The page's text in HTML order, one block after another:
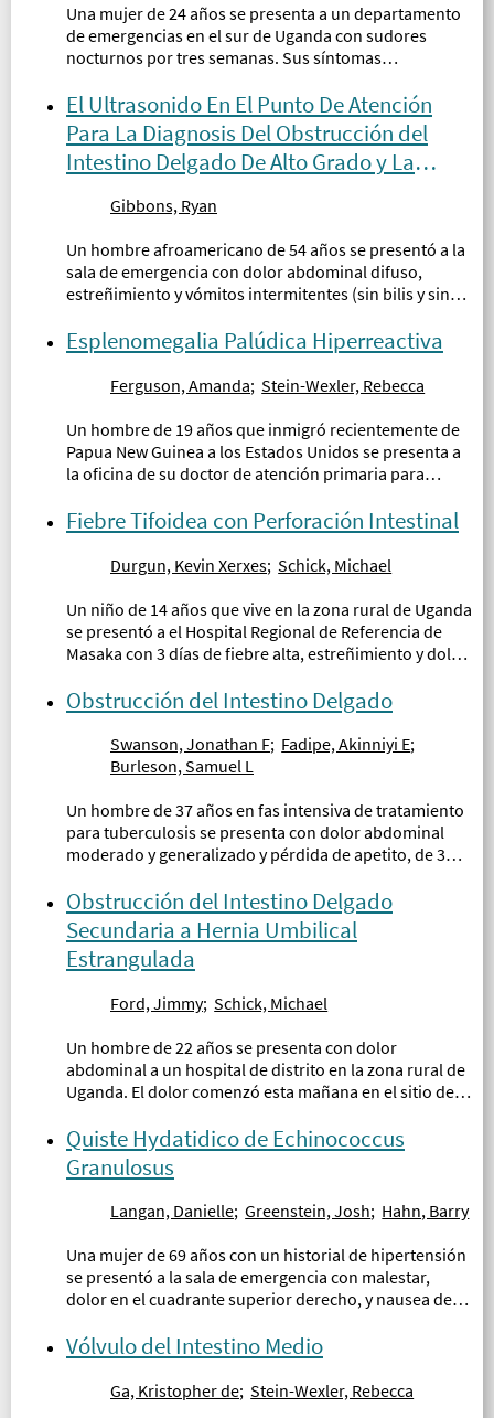
Una mujer de 24 años se presenta a un departamento
de emergencias en el sur de Uganda con sudores
nocturnos por tres semanas. Sus síntomas
localizado al cuadrante superior derecho...
El Ultrasonido En El Punto De Atención
Para La Diagnosis Del Obstrucción del
Intestino Delgado De Alto Grado y La
Gibbons, Ryan
Un hombre afroamericano de 54 años se presentó a la
sala de emergencia con dolor abdominal difuso,
estreñimiento y vómitos intermitentes (sin bilis y sin
Esplenomegalia Palúdica Hiperreactiva
Ferguson, Amanda; Stein-Wexler, Rebecca
Un hombre de 19 años que inmigró recientemente de
Papua New Guinea a los Estados Unidos se presenta a
la oficina de su doctor de atención primaria para
y perdida de peso...
Fiebre Tifoidea con Perforación Intestinal
Durgun, Kevin Xerxes; Schick, Michael
Un niño de 14 años que vive en la zona rural de Uganda
se presentó a el Hospital Regional de Referencia de
Masaka con 3 días de fiebre alta, estreñimiento y dolor
Obstrucción del Intestino Delgado
Swanson, Jonathan F; Fadipe, Akinniyi E;
Burleson, Samuel L
Un hombre de 37 años en fas intensiva de tratamiento
para tuberculosis se presenta con dolor abdominal
moderado y generalizado y pérdida de apetito, de 3
cantidades de heces...
Obstrucción del Intestino Delgado
Secundaria a Hernia Umbilical
Estrangulada
Ford, Jimmy; Schick, Michael
Un hombre de 22 años se presenta con dolor
abdominal a un hospital de distrito en la zona rural de
Uganda. El dolor comenzó esta mañana en el sitio de
empeorado gradualmente y ahora se ha extendido a
todo su abdomen...
Quiste Hydatidico de Echinococcus
Granulosus
Langan, Danielle; Greenstein, Josh; Hahn, Barry
Una mujer de 69 años con un historial de hipertensión
se presentó a la sala de emergencia con malestar,
dolor en el cuadrante superior derecho, y nausea de
durante los últimos tres días...
Vólvulo del Intestino Medio
Ga, Kristopher de; Stein-Wexler, Rebecca